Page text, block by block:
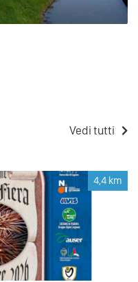
Vedi tutti
4,4 km